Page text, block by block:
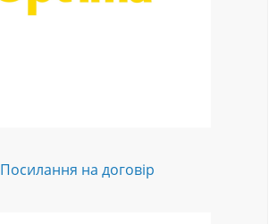
Посилання на договір